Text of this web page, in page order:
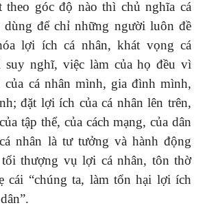
theo góc độ nào thì chủ nghĩa cá
dùng để chỉ những người luôn đề
lợi ích cá nhân, khát vọng cá
suy nghĩ, việc làm của họ đều vì
cá nhân mình, gia đình mình,
đặt lợi ích của cá nhân lên trên,
tập thể, của cách mạng, của dân
nhân là tư tưởng và hành động
thượng vụ lợi cá nhân, tôn thờ
cái “chúng ta, làm tổn hại lợi ích